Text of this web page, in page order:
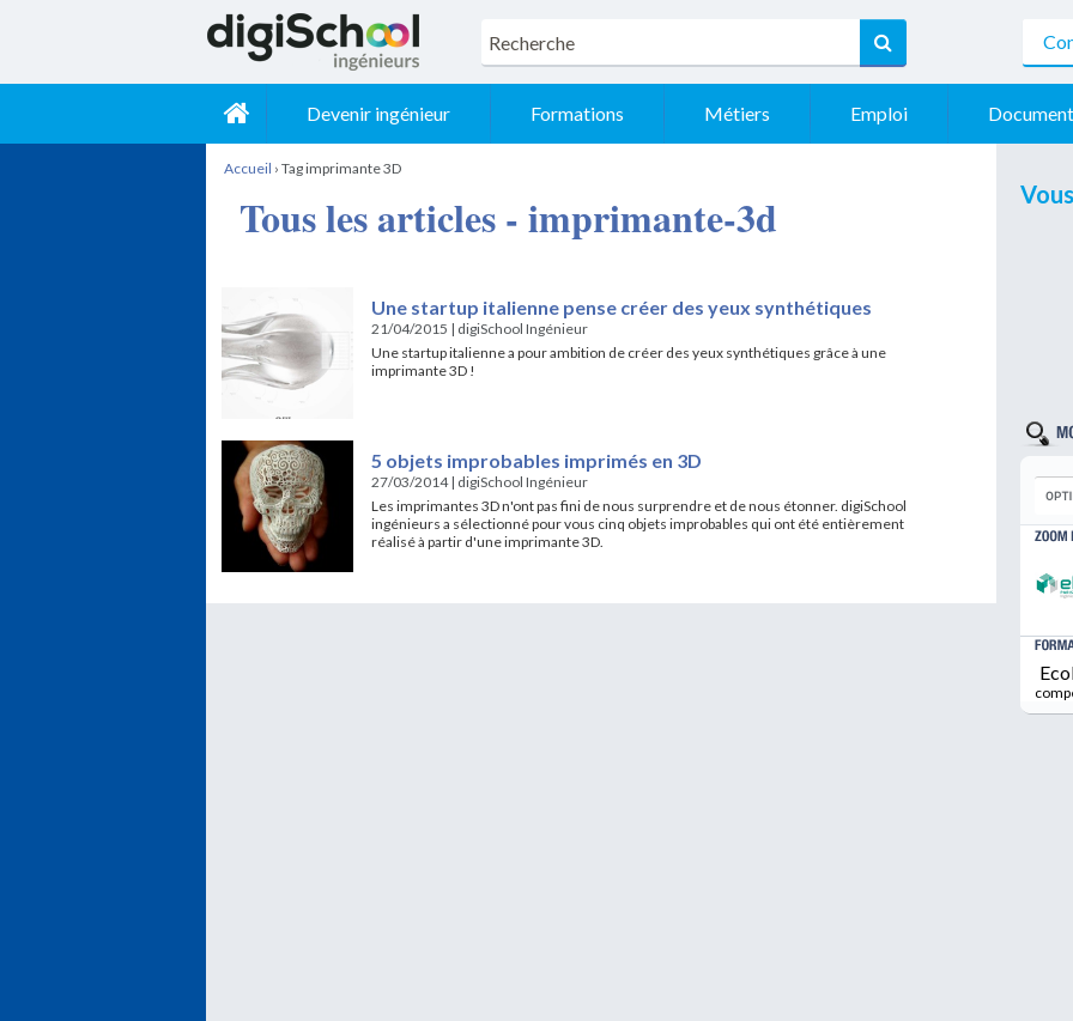
Devenir ingénieur Formations Métiers Emploi
Accueil ›Tag imprimante 3D
Tous les articles - imprimante-3d
Une startup italienne pense créer des yeux synthétiques
21/04/2015 | digiSchool Ingénieur
Une startup italienne a pour ambition de créer des yeux synthétiques grâce à une
imprimante 3D !
5 objets improbables imprimés en 3D
27/03/2014| digiSchool Ingénieur
Les imprimantes 3D n'ont pas fini de nous surprendre et de nous étonner. digiSchool
ingénieurs a sélectionné pour vous cinq objets improbables qui ont été entièrement
réalisé à partir d'une imprimante 3D.